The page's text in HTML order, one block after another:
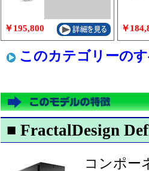
￥195,800 ￥
このカテゴリーの
■ FractalDesign
コンポー